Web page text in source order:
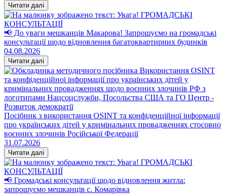
Читати далі
📢 До уваги мешканців Макарова! Запрошуємо на громадські
консультації щодо відновлення багатоквартирних будинків
04.08.2026
Читати далі
Посібник з використання OSINT та конфіденційної інформації
про українських дітей у кримінальних провадженнях стосовно
воєнних злочинів Російської Федерації
31.07.2026
Читати далі
📢 Громадські консультації щодо відновлення житла:
запрошуємо мешканців с. Комарівка